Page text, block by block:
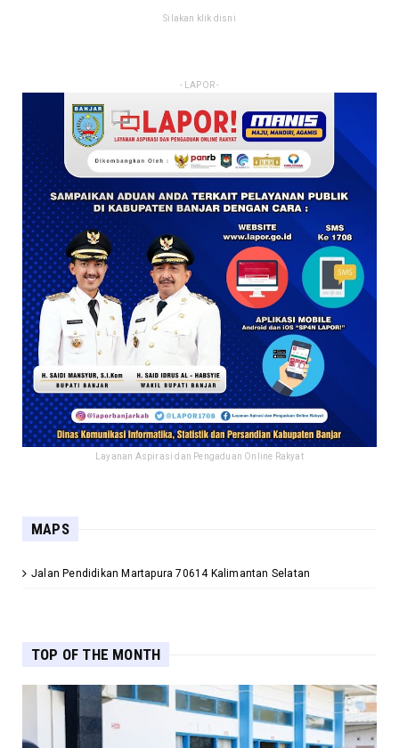
Silakan klik disni
- LAPOR -
Layanan Aspirasi dan Pengaduan Online Rakyat
MAPS
Jalan Pendidikan Martapura 70614 Kalimantan Selatan
TOP OF THE MONTH